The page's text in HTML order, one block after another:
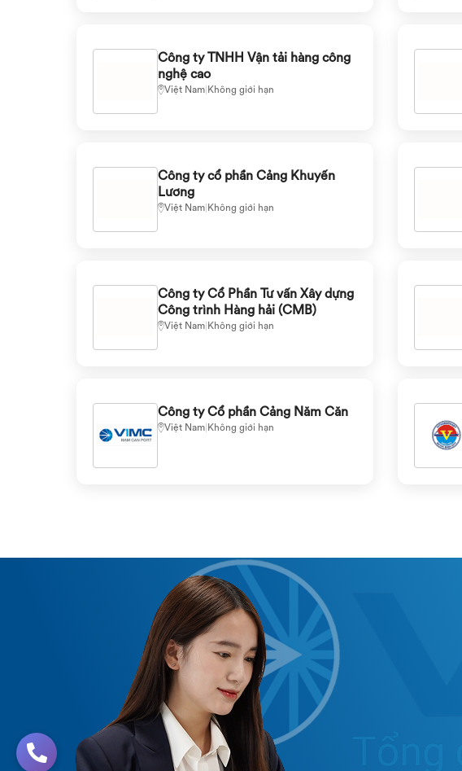
Công ty TNHH Vận tải hàng công
nghệ cao
Việt Nam|Không giới hạn
Công ty cổ phần Cảng Khuyến
Lương
Việt Nam|Không giới hạn
Công ty Cổ Phần Tư vấn Xây dựng
Công trình Hàng hải (CMB)
Việt Nam|Không giới hạn
Công ty Cổ phần Cảng Năm Căn
Việt Nam|Không giới hạn